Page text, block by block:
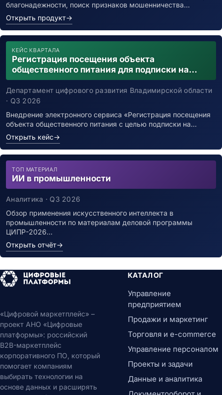
благонадежности, поиск признаков мошенничества…
Открыть продукт→
КЕЙС КВАРТАЛА
Регистрация посещения объекта
общественного питания для подписки на
уведомления о возможном контакте с
заболевшим новой коронавирусной
инфекцией
Департамент цифрового развития Владимирской области
· Q3 2026
Внедрение электронного сервиса «Регистрация посещения
объекта общественного питания с целью подписки на…
Открыть кейс→
ТОП МАТЕРИАЛ
ИИ в промышленности
Аналитика · Q3 2026
Обзор применения искусственного интеллекта в
промышленности по материалам деловой программы
ЦИПР-2026…
Открыть отчёт→
«Цифровой маркетплейс» –
проект АНО «Цифровые
платформы»: российский
B2B-маркетплейс
корпоративного ПО, который
помогает компаниям
выбирать технологии на
основе данных и расширять
КАТАЛОГ
Управление
предприятием
Продажи и маркетинг
Торговля и e-commerce
Управление персоналом
Проекты и задачи
Данные и аналитика